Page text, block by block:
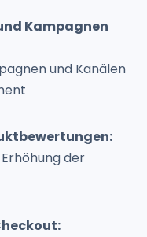
Kampagnen
und Kanälen
der